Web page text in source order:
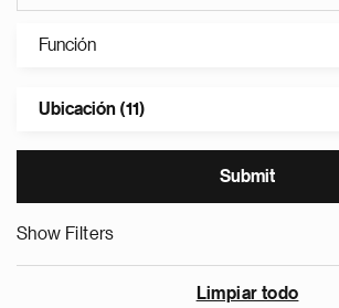
Función
Ubicación (11)
Show Filters
Limpiar todo